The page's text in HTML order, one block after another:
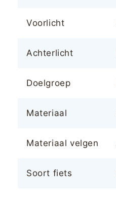
Voorlicht
Achterlicht
Doelgroep
Materiaal
Materiaal velgen
Soort fiets